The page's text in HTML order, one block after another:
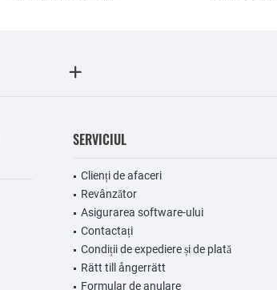
SERVICIUL
Clienți de afaceri
Revânzător
Asigurarea software-ului
Contactați
Condiții de expediere și de plată
Rätt till ångerrätt
Formular de anulare